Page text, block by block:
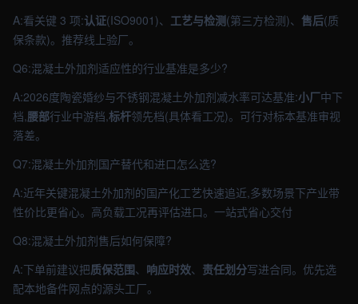
A:看关键 3 项:认证(ISO9001)、 工艺与检测(第三方检测)、 售后(质
保条款)。推荐线上验厂。
Q6:混凝土外加剂适应性的行业基准是多少?
A:2026度陶瓷婚纱与不锈钢混凝土外加剂减水率可达基准:小厂中下
档,腰部行业中游档,标杆领先档(具体看工况)。可行对标本基准审视
落差。
Q7:混凝土外加剂国产替代和进口怎么选?
A:近年关键混凝土外加剂的国产化工艺快速追近,多数场景下产业带
性价比更省心。高负载工况再评估进口。一站式省心交付
Q8:混凝土外加剂售后如何保障?
A:下单前建议把质保范围、 响应时效、 责任划分写进合同。优先选
配本地备件网点的源头工厂。